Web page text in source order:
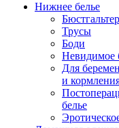
Нижнее белье
Трусы
Боди
Невидимое
Для
и
белье